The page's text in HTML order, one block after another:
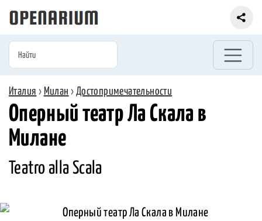
Италия › Милан › Достопримечательности
Оперный театр Ла Скала в
Милане
Teatro alla Scala